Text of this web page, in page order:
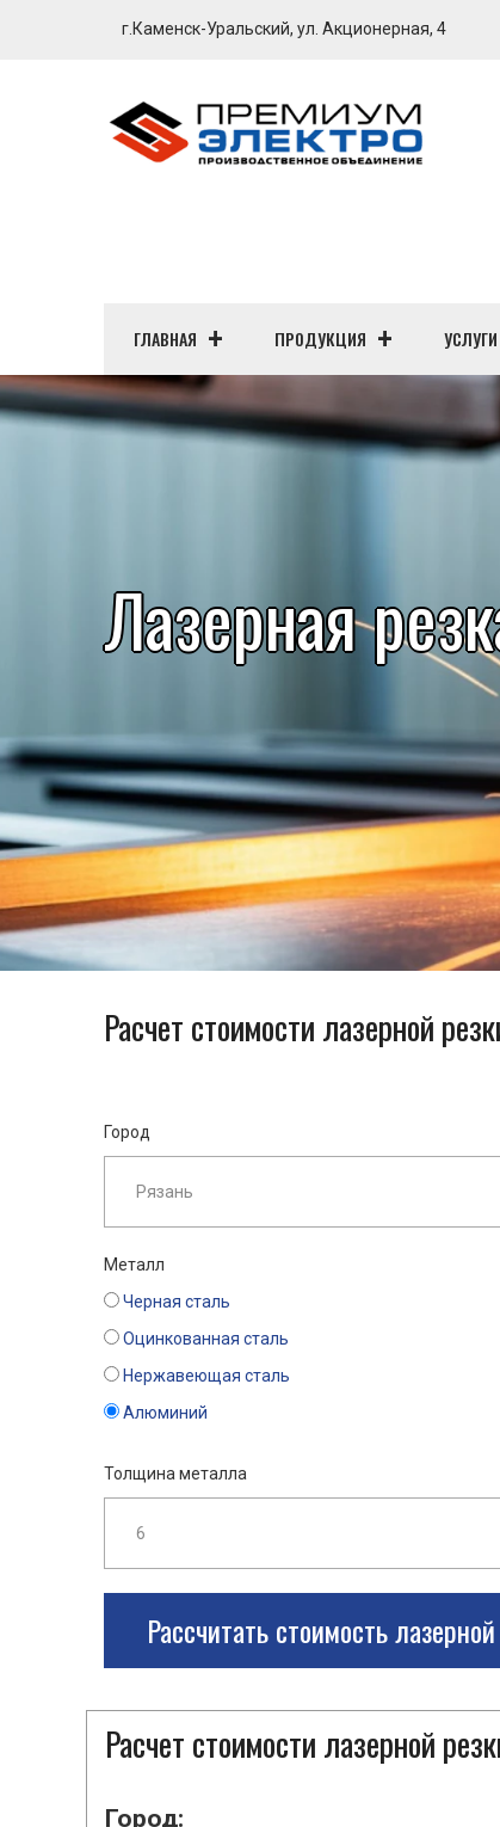
г.Каменск-Уральский, ул. Акционерная, 4
ГЛАВНАЯ ПРОДУКЦИЯ УСЛУГИ
Лазерная
Расчет стоимости лазерной
Город
Металл
Черная сталь
Оцинкованная сталь
Нержавеющая сталь
Алюминий
Толщина металла
Рассчитать стоимость
Расчет стоимости лазерной
Город: